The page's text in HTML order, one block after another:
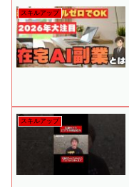
スキルアップ
スキルアップ